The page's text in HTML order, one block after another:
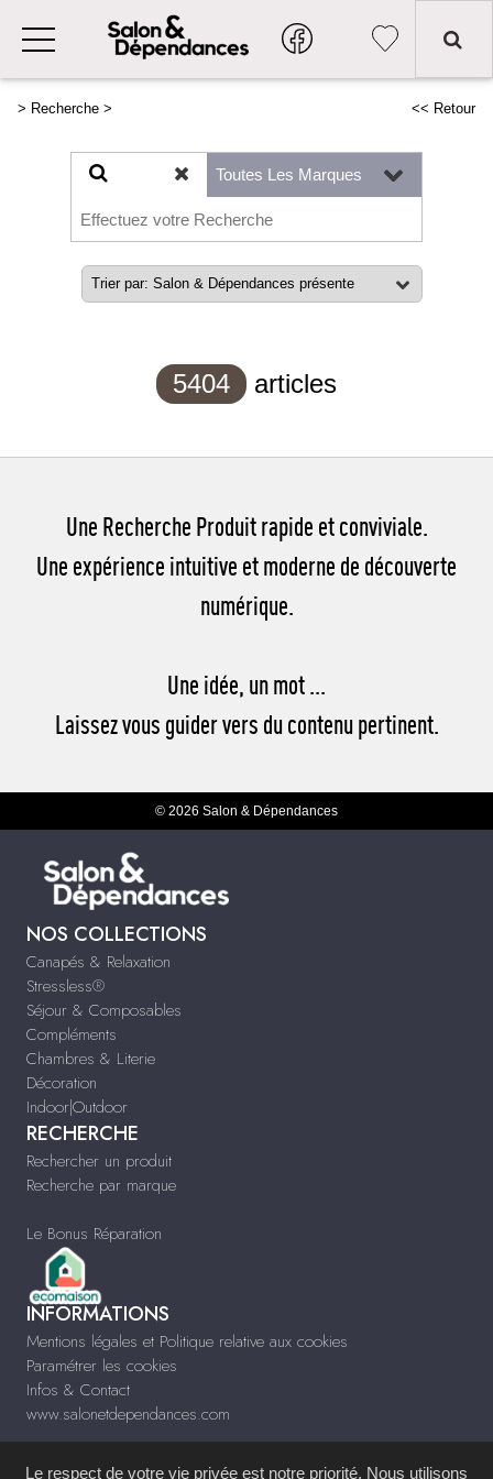
> Recherche > << Retour
5404 articles
Une Recherche Produit rapide et conviviale.
Une expérience intuitive et moderne de découverte
numérique.
Une idée, un mot ...
Laissez vous guider vers du contenu pertinent.
© 2026 Salon & Dépendances
NOS COLLECTIONS
Canapés & Relaxation
Stressless®
Séjour & Composables
Compléments
Chambres & Literie
Décoration
Indoor|Outdoor
RECHERCHE
Rechercher un produit
Recherche par marque
Le Bonus Réparation
INFORMATIONS
Mentions légales et Politique relative aux cookies
Paramétrer les cookies
Infos & Contact
www.salonetdependances.com
Le respect de votre vie privée est notre priorité. Nous utilisons